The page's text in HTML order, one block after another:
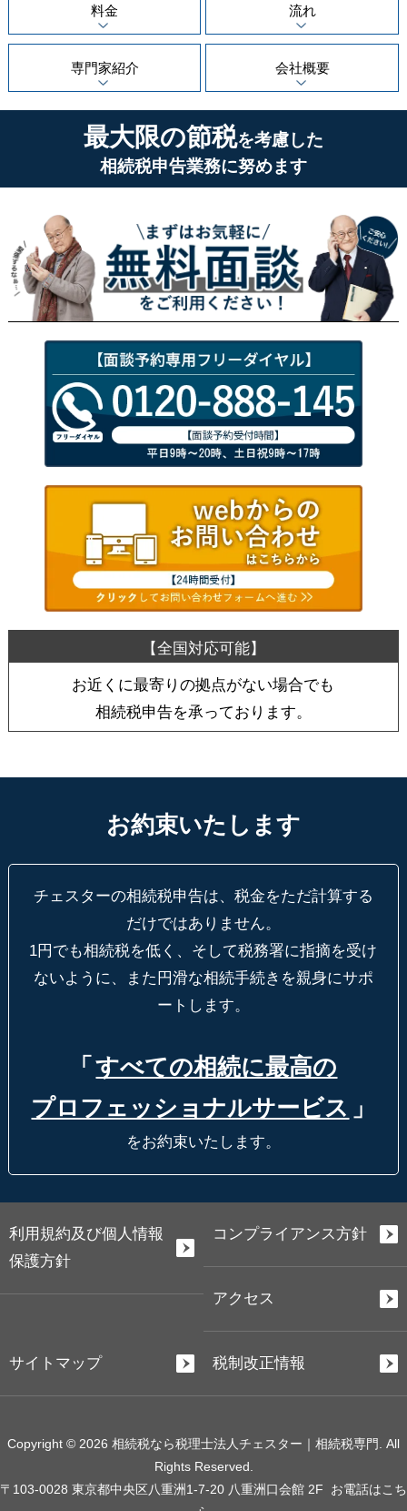
料金
流れ
専門家紹介 会社概要
最大限の節税を考慮した
相続税申告業務に努めます
お近くに最寄りの拠点がない場合でも
相続税申告を承っております。
お約束いたします
チェスターの相続税申告は、税金をただ計算する
だけではありません。
1円でも相続税を低く、そして税務署に指摘を受け
ないように、
また円滑な相続手続きを親身にサポ
ートします。
「 すべての相続に最高の
プロフェッショナルサービス 」
をお約束いたします。
利用規約及び個人情報
保護方針
コンプライアンス方針
アクセス
サイトマップ 税制改正情報
Copyright © 2026 相続税なら税理士法人チェスター｜相続税専門. All
Rights Reserved.
〒103-0028 東京都中央区八重洲1-7-20 八重洲口会館 2F お電話はこち